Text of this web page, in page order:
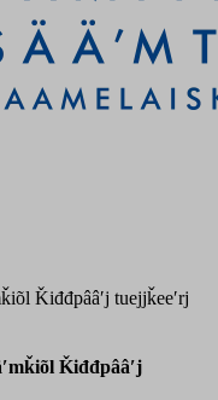
Ǩiđđpââʹj tuejjǩeeʹrj
Ǩiđđpââʹj